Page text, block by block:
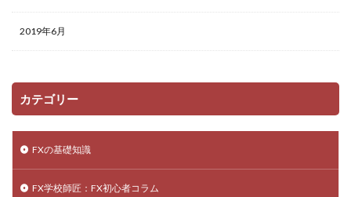
2019年6月
カテゴリー
FXの基礎知識
FX学校師匠：FX初心者コラム